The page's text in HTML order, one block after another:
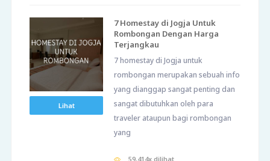
Lihat
7 Homestay di Jogja Untuk
Rombongan Dengan Harga
Terjangkau
7 homestay di Jogja untuk
rombongan merupakan sebuah info
yang dianggap sangat penting dan
sangat dibutuhkan oleh para
traveler ataupun bagi rombongan
yang
59,414x dilihat